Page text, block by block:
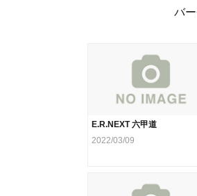
バ
E.R.NEXT 六甲道
2022/03/09